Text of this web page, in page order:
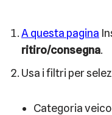
A questa pagina
ritiro/consegna.
Usa i filtri per
Categoria